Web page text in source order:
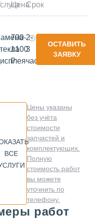
ЦенаСрок
700-
1100
₽
2-
3
часа
ОСТАВИТЬ
ЗАЯВКУ
ВСЕ
Цены указаны
без учёта
стоимости
запчастей и
комплектующих.
Полную
стоимость работ
вы можете
уточнить по
телефону.
работ